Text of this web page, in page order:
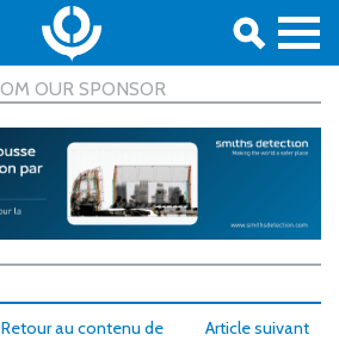
Retour au contenu de
Article suivant